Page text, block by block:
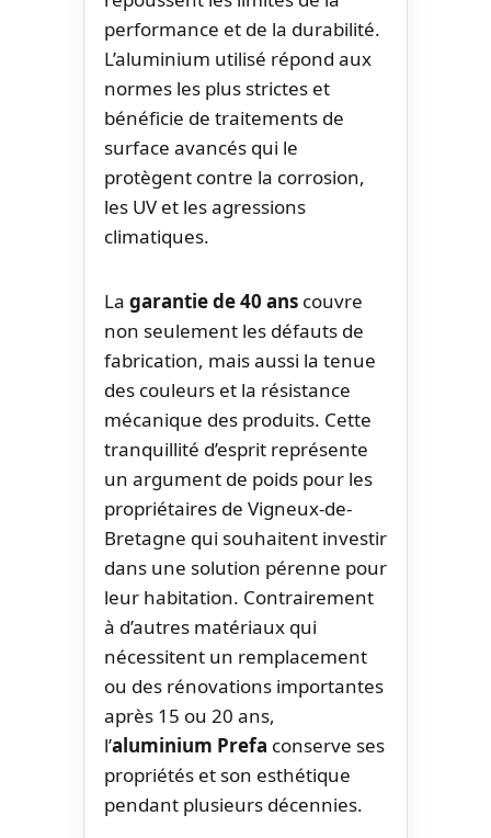
performance et de la durabilité.
L’aluminium utilisé répond aux
normes les plus strictes et
bénéficie de traitements de
surface avancés qui le
protègent contre la corrosion,
les UV et les agressions
climatiques.
La garantie de 40 ans couvre
non seulement les défauts de
fabrication, mais aussi la tenue
des couleurs et la résistance
mécanique des produits. Cette
tranquillité d’esprit représente
un argument de poids pour les
propriétaires de Vigneux-de-
Bretagne qui souhaitent investir
dans une solution pérenne pour
leur habitation. Contrairement
à d’autres matériaux qui
nécessitent un remplacement
ou des rénovations importantes
après 15 ou 20 ans,
l’aluminium Prefa conserve ses
propriétés et son esthétique
pendant plusieurs décennies.